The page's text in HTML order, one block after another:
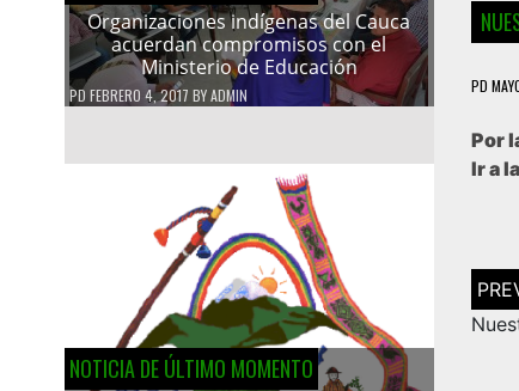
Organizaciones indígenas del Cauca
acuerdan compromisos con el
Ministerio de Educación
PD FEBRERO 4, 2017 BYADMIN
NOTICIA DE ÚLTIMO MOMENTO
PD
Por
Ir a
de